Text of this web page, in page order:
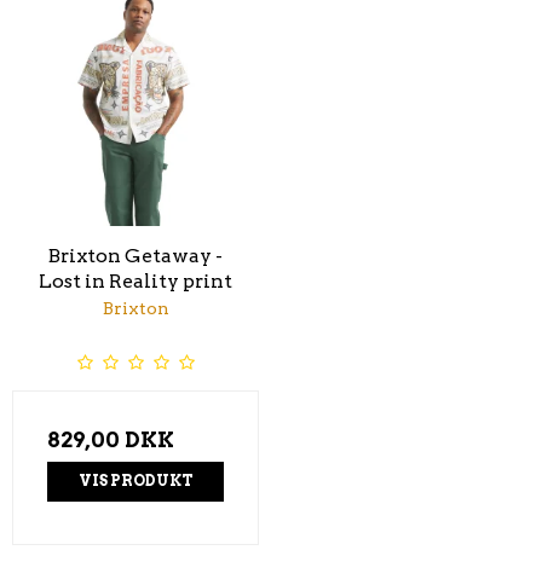
Brixton Getaway -
Lost in Reality print
Brixton
829,00 DKK
VIS PRODUKT